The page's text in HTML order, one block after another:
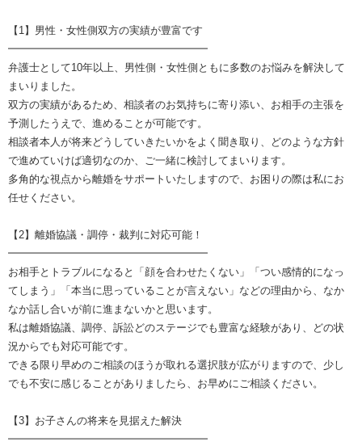
【1】男性・女性側双方の実績が豊富です
━━━━━━━━━━━━━━━━━━━
弁護士として10年以上、男性側・女性側ともに多数のお悩みを解決して
まいりました。
双方の実績があるため、相談者のお気持ちに寄り添い、お相手の主張を
予測したうえで、進めることが可能です。
相談者本人が将来どうしていきたいかをよく聞き取り、どのような方針
で進めていけば適切なのか、ご一緒に検討してまいります。
多角的な視点から離婚をサポートいたしますので、お困りの際は私にお
任せください。
【2】離婚協議・調停・裁判に対応可能！
━━━━━━━━━━━━━━━━━━━
お相手とトラブルになると「顔を合わせたくない」「つい感情的になっ
てしまう」「本当に思っていることが言えない」などの理由から、なか
なか話し合いが前に進まないかと思います。
私は離婚協議、調停、訴訟どのステージでも豊富な経験があり、どの状
況からでも対応可能です。
できる限り早めのご相談のほうが取れる選択肢が広がりますので、少し
でも不安に感じることがありましたら、お早めにご相談ください。
【3】お子さんの将来を見据えた解決
━━━━━━━━━━━━━━━━━━━